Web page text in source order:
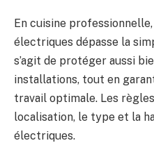
En cuisine
électriques dépasse la
s’agit de protéger aussi
installations, tout en
travail optimale. Les
localisation, le type et la
électriques.